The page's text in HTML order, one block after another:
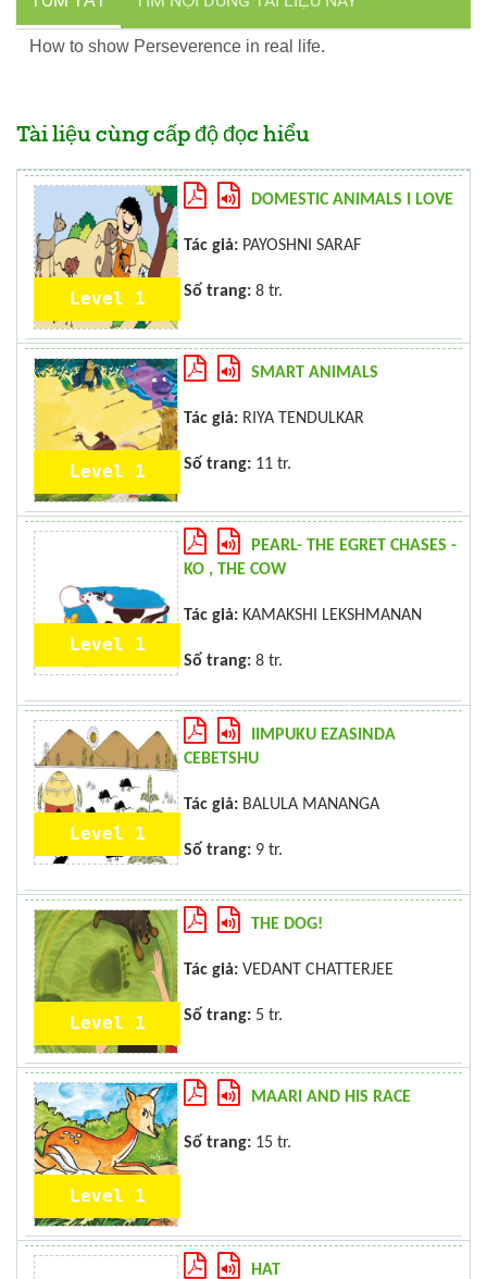
How to show Perseverence in real life.
Tài liệu cùng cấp độ đọc hiểu
Level 1
DOMESTIC ANIMALS I LOVE
Tác giả: PAYOSHNI SARAF
Số trang: 8 tr.
Level 1
SMART ANIMALS
Tác giả: RIYA TENDULKAR
Số trang: 11 tr.
Level 1
PEARL- THE EGRET CHASES -
KO , THE COW
Tác giả: KAMAKSHI LEKSHMANAN
Số trang: 8 tr.
Level 1
IIMPUKU EZASINDA
CEBETSHU
Tác giả: BALULA MANANGA
Số trang: 9 tr.
Level 1
THE DOG!
Tác giả: VEDANT CHATTERJEE
Số trang: 5 tr.
Level 1
MAARI AND HIS RACE
Số trang: 15 tr.
HAT